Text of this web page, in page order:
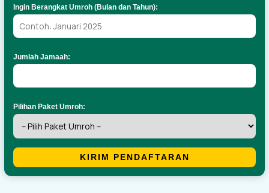
Ingin Berangkat Umroh (Bulan dan Tahun):
Jumlah Jamaah:
Pilihan Paket Umroh:
KIRIM PENDAFTARAN